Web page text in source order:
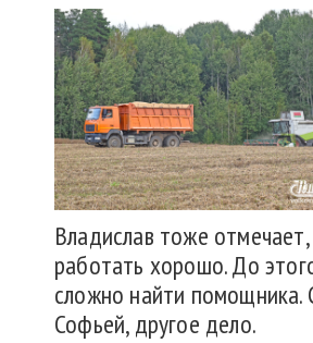
Владислав тоже
работать хорошо. До
сложно найти помощника.
Софьей, другое дело.